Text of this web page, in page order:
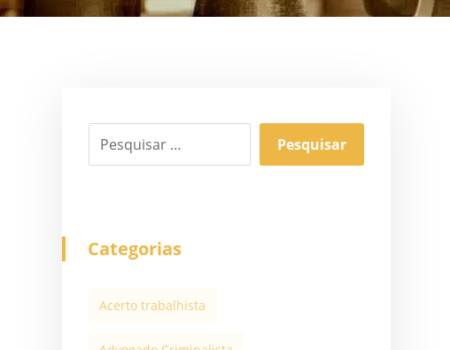
Categorias
Acerto trabalhista